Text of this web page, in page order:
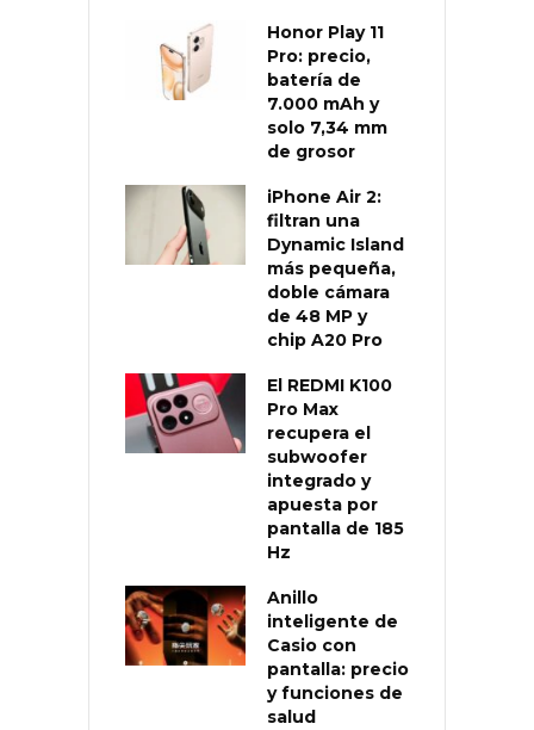
Honor Play 11
Pro: precio,
batería de
7.000 mAh y
solo 7,34 mm
de grosor
iPhone Air 2:
filtran una
Dynamic Island
más pequeña,
doble cámara
de 48 MP y
chip A20 Pro
El REDMI K100
Pro Max
recupera el
subwoofer
integrado y
apuesta por
pantalla de 185
Hz
Anillo
inteligente de
Casio con
pantalla: precio
y funciones de
salud